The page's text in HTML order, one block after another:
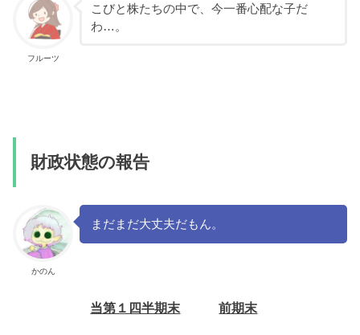
フルーツ
こびと株たちの中で、今一番心配な子だ
わ…。
財政状態の報告
かのん
まだまだ大丈夫だもん。
当第１四半期末 前期末